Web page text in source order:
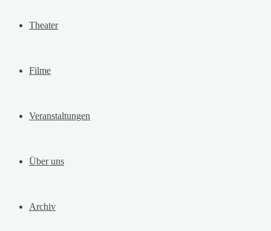
Theater
Filme
Veranstaltungen
Über uns
Archiv